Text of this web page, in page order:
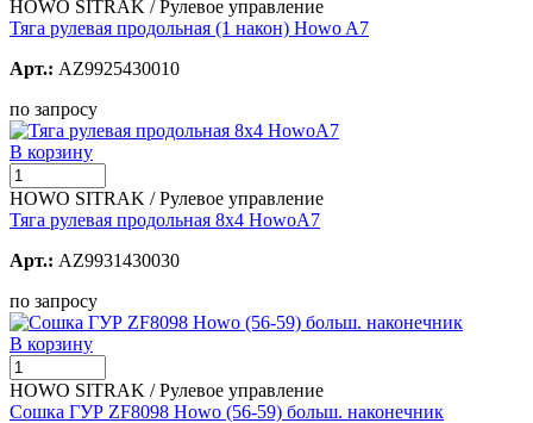
HOWO SITRAK / Рулевое управление
Тяга рулевая продольная (1 након) Howo A7
Арт.: AZ9925430010
по запросу
В корзину
HOWO SITRAK / Рулевое управление
Тяга рулевая продольная 8х4 HowoА7
Арт.: AZ9931430030
по запросу
В корзину
HOWO SITRAK / Рулевое управление
Сошка ГУР ZF8098 Howo (56-59) больш. наконечник